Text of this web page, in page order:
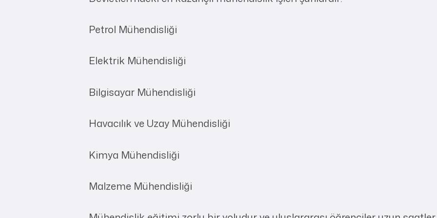
Petrol Mühendisliği
Elektrik Mühendisliği
Bilgisayar Mühendisliği
Havacılık ve Uzay Mühendisliği
Kimya Mühendisliği
Malzeme Mühendisliği